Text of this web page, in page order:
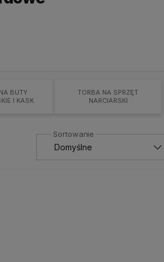
BUTY
I KASK
TORBA NA SPRZĘT
NARCIARSKI